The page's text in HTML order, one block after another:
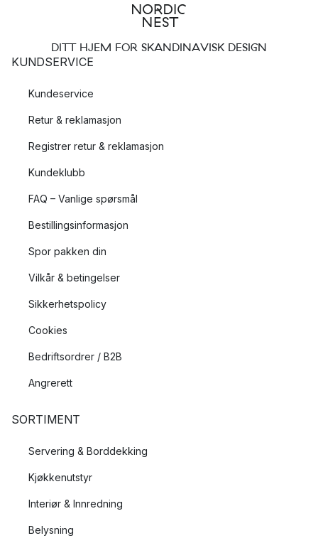
DITT HJEM FOR SKANDINAVISK DESIGN
KUNDSERVICE
Kundeservice
Retur & reklamasjon
Registrer retur & reklamasjon
Kundeklubb
FAQ – Vanlige spørsmål
Bestillingsinformasjon
Spor pakken din
Vilkår & betingelser
Sikkerhetspolicy
Cookies
Bedriftsordrer / B2B
Angrerett
SORTIMENT
Servering & Borddekking
Kjøkkenutstyr
Interiør & Innredning
Belysning